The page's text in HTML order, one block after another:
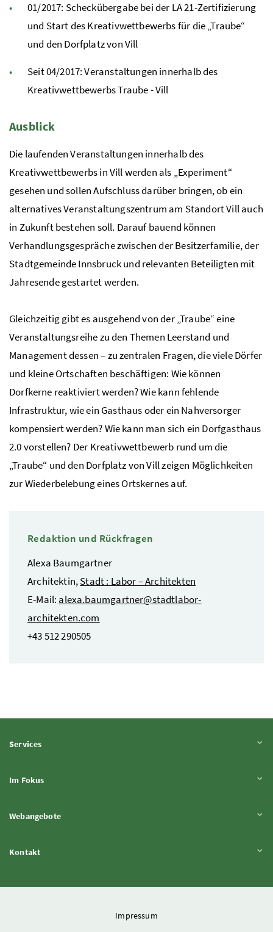
01/2017: Scheckübergabe bei der LA 21-Zertifizierung
und Start des Kreativwettbewerbs für die „Traube“
und den Dorfplatz von Vill
Seit 04/2017: Veranstaltungen innerhalb des
Kreativwettbewerbs Traube - Vill
Ausblick
Die laufenden Veranstaltungen innerhalb des
Kreativwettbewerbs in Vill werden als „Experiment“
gesehen und sollen Aufschluss darüber bringen, ob ein
alternatives Veranstaltungszentrum am Standort Vill auch
in Zukunft bestehen soll. Darauf bauend können
Verhandlungsgespräche zwischen der Besitzerfamilie, der
Stadtgemeinde Innsbruck und relevanten Beteiligten mit
Jahresende gestartet werden.
Gleichzeitig gibt es ausgehend von der „Traube“ eine
Veranstaltungsreihe zu den Themen Leerstand und
Management dessen – zu zentralen Fragen, die viele Dörfer
und kleine Ortschaften beschäftigen: Wie können
Dorfkerne reaktiviert werden? Wie kann fehlende
Infrastruktur, wie ein Gasthaus oder ein Nahversorger
kompensiert werden? Wie kann man sich ein Dorfgasthaus
2.0 vorstellen? Der Kreativwettbewerb rund um die
„Traube“ und den Dorfplatz von Vill zeigen Möglichkeiten
zur Wiederbelebung eines Ortskernes auf.
Redaktion und Rückfragen
Alexa Baumgartner
Architektin,Stadt : Labor – Architekten
E-Mail: alexa.baumgartner@stadtlabor-
architekten.com
+43 512 290505
ServicesInhalt aufklappen
Im FokusInhalt aufklappen
WebangeboteInhalt aufklappen
KontaktInhalt aufklappen
Impressum